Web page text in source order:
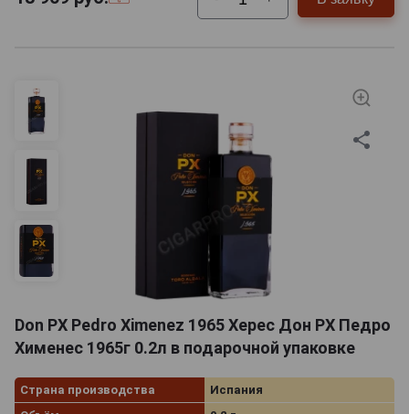
Don PX Pedro Ximenez 1965 Херес Дон РХ Педро
Хименес 1965г 0.2л в подарочной упаковке
Страна производства
Испания